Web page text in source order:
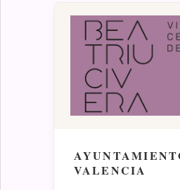
VALENCIA